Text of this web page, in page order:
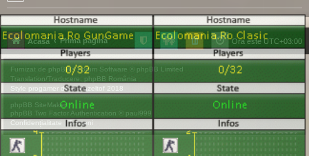
Acasă Prima pagină Ora este UTC+03:00
Furnizat de phpBB® Forum Software © phpBB Limited
Translation/Traducere: phpBB România
Style progamer de ©Mazeltof 2018
phpBB SiteMaker
phpBB Two Factor Authentication © paul999
Confidențialitate |Termeni